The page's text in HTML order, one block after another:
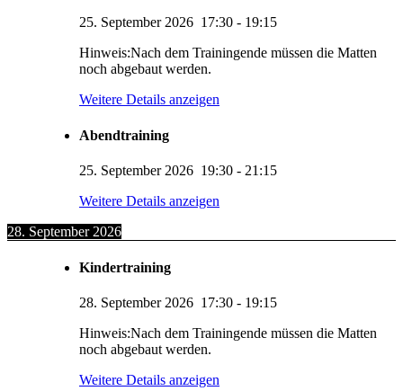
25. September 2026 17:30 - 19:15
Hinweis:Nach dem Trainingende müssen die Matten
noch abgebaut werden.
Weitere Details anzeigen
Abendtraining
25. September 2026 19:30 - 21:15
Weitere Details anzeigen
28. September 2026
Kindertraining
28. September 2026 17:30 - 19:15
Hinweis:Nach dem Trainingende müssen die Matten
noch abgebaut werden.
Weitere Details anzeigen